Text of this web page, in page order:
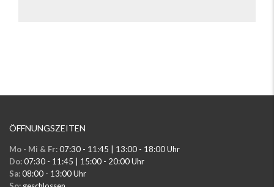
ÖFFNUNGSZEITEN
Mo - Mi & Fr:07:30 - 11:45 | 13:00 - 18:00 Uhr
Do:07:30 - 11:45 | 15:00 - 20:00 Uhr
Sa:08:00 - 13:00 Uhr